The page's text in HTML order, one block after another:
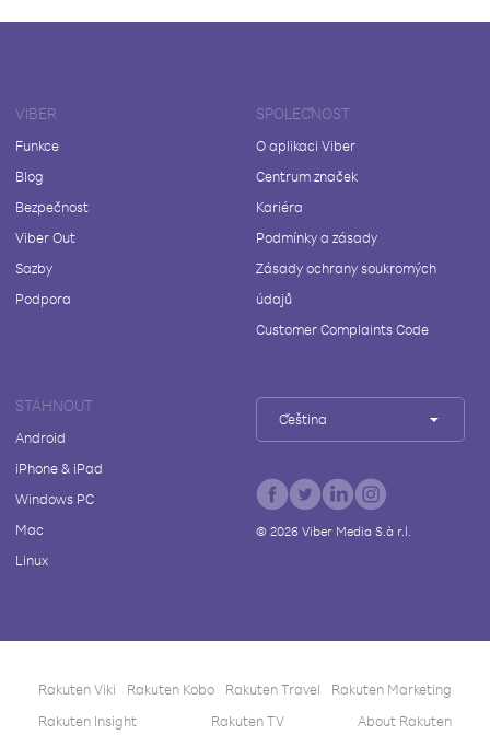
VIBER
Funkce
Blog
Bezpečnost
Viber Out
Sazby
Podpora
SPOLEČNOST
O aplikaci Viber
Centrum značek
Kariéra
Podmínky a zásady
Zásady ochrany soukromých
údajů
Customer Complaints Code
STÁHNOUT
Android
iPhone & iPad
Windows PC
Mac
Linux
Čeština
© 2026Viber Media S.à r.l.
Rakuten Viki Rakuten Kobo Rakuten Travel
Rakuten Marketing
Rakuten Insight
Rakuten TV About Rakuten